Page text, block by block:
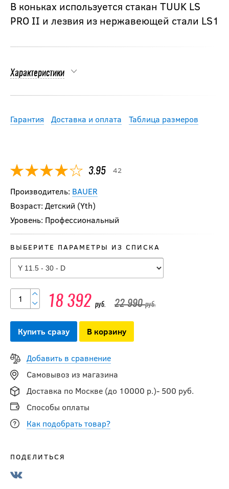
В коньках используется стакан TUUK LS
PRO II и лезвия из нержавеющей стали LS1
Характеристики
Гарантия Доставка и оплата Таблица размеров
3.95 42
Производитель: BAUER
Возраст: Детский (Yth)
Уровень: Профессиональный
ВЫБЕРИТЕ ПАРАМЕТРЫ ИЗ СПИСКА
18 392 руб. 22 990руб.
Купить сразу В корзину
Добавить в сравнение
Самовывоз из магазина
Доставка по Москве (до 10000 р.)- 500 руб.
Способы оплаты
Как подобрать товар?
ПОДЕЛИТЬСЯ
Коньки BAUER S23
VAPOR X5 PRO YTH
19 992
24 990
YTH